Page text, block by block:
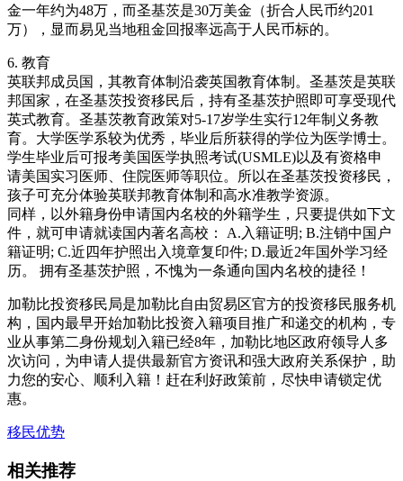
金一年约为48万，而圣基茨是30万美金（折合人民币约201
万），显而易见当地租金回报率远高于人民币标的。
6. 教育
英联邦成员国，其教育体制沿袭英国教育体制。圣基茨是英联
邦国家，在圣基茨投资移民后，持有圣基茨护照即可享受现代
英式教育。圣基茨教育政策对5-17岁学生实行12年制义务教
育。大学医学系较为优秀，毕业后所获得的学位为医学博士。
学生毕业后可报考美国医学执照考试(USMLE)以及有资格申
请美国实习医师、住院医师等职位。所以在圣基茨投资移民，
孩子可充分体验英联邦教育体制和高水准教学资源。
同样，以外籍身份申请国内名校的外籍学生，只要提供如下文
件，就可申请就读国内著名高校： A.入籍证明; B.注销中国户
籍证明; C.近四年护照出入境章复印件; D.最近2年国外学习经
历。 拥有圣基茨护照，不愧为一条通向国内名校的捷径！
加勒比投资移民局是加勒比自由贸易区官方的投资移民服务机
构，国内最早开始加勒比投资入籍项目推广和递交的机构，专
业从事第二身份规划入籍已经8年，加勒比地区政府领导人多
次访问，为申请人提供最新官方资讯和强大政府关系保护，助
力您的安心、顺利入籍！赶在利好政策前，尽快申请锁定优
惠。
移民优势
相关推荐